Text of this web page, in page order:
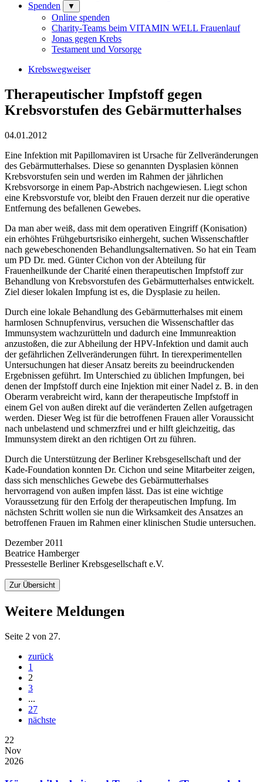
Spenden
▼
Online spenden
Charity-Teams beim VITAMIN WELL Frauenlauf
Jonas gegen Krebs
Testament und Vorsorge
Krebswegweiser
Therapeutischer Impfstoff gegen
Krebsvorstufen des Gebärmutterhalses
04.01.2012
Eine Infektion mit Papillomaviren ist Ursache für Zellveränderungen
des Gebärmutterhalses. Diese so genannten Dysplasien können
Krebsvorstufen sein und werden im Rahmen der jährlichen
Krebsvorsorge in einem Pap-Abstrich nachgewiesen. Liegt schon
eine Krebsvorstufe vor, bleibt den Frauen derzeit nur die operative
Entfernung des befallenen Gewebes.
Da man aber weiß, dass mit dem operativen Eingriff (Konisation)
ein erhöhtes Frühgeburtsrisiko einhergeht, suchen Wissenschaftler
nach gewebeschonenden Behandlungsalternativen. So hat ein Team
um PD Dr. med. Günter Cichon von der Abteilung für
Frauenheilkunde der Charité einen therapeutischen Impfstoff zur
Behandlung von Krebsvorstufen des Gebärmutterhalses entwickelt.
Ziel dieser lokalen Impfung ist es, die Dysplasie zu heilen.
Durch eine lokale Behandlung des Gebärmutterhalses mit einem
harmlosen Schnupfenvirus, versuchen die Wissenschaftler das
Immunsystem wachzurütteln und dadurch eine Immunreaktion
anzustoßen, die zur Abheilung der HPV-Infektion und damit auch
der gefährlichen Zellveränderungen führt. In tierexperimentellen
Untersuchungen hat dieser Ansatz bereits zu beeindruckenden
Ergebnissen geführt. Im Unterschied zu üblichen Impfungen, bei
denen der Impfstoff durch eine Injektion mit einer Nadel z. B. in den
Oberarm verabreicht wird, kann der therapeutische Impfstoff in
einem Gel von außen direkt auf die veränderten Zellen aufgetragen
werden. Dieser Weg ist für die betroffenen Frauen aller Voraussicht
nach unbelastend und schmerzfrei und er hilft gleichzeitig, das
Immunsystem direkt an den richtigen Ort zu führen.
Durch die Unterstützung der Berliner Krebsgesellschaft und der
Kade-Foundation konnten Dr. Cichon und seine Mitarbeiter zeigen,
dass sich menschliches Gewebe des Gebärmutterhalses
hervorragend von außen impfen lässt. Das ist eine wichtige
Voraussetzung für den Erfolg der therapeutischen Impfung. Im
nächsten Schritt wollen sie nun die Wirksamkeit des Ansatzes an
betroffenen Frauen im Rahmen einer klinischen Studie untersuchen.
Dezember 2011
Beatrice Hamberger
Pressestelle Berliner Krebsgesellschaft e.V.
Zur Übersicht
Weitere Meldungen
Seite 2 von 27.
zurück
1
2
3
...
27
nächste
22
Nov
2026